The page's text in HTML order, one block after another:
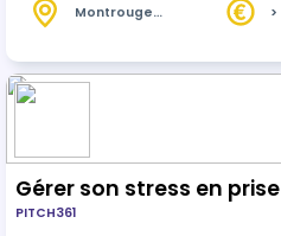
sommes soumis et les marge…
Montrouge
Gérer son stress en
PITCH361